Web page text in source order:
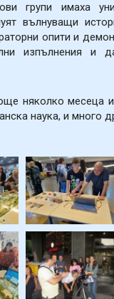
групи имаха
вълнуващи
опити и
изпълнения и
няколко месеца
наука, и много